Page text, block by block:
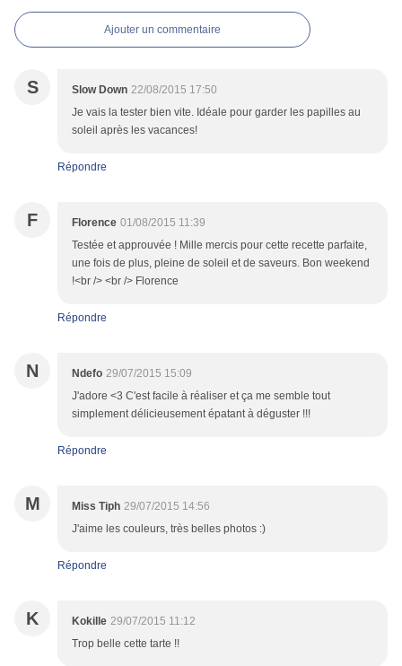
Ajouter un commentaire
S Slow Down 22/08/2015 17:50
Je vais la tester bien vite. Idéale pour garder les papilles au
soleil après les vacances!
Répondre
F Florence 01/08/2015 11:39
Testée et approuvée ! Mille mercis pour cette recette parfaite,
une fois de plus, pleine de soleil et de saveurs. Bon weekend
!<br /> <br /> Florence
Répondre
N Ndefo 29/07/2015 15:09
J'adore <3 C'est facile à réaliser et ça me semble tout
simplement délicieusement épatant à déguster !!!
Répondre
M Miss Tiph 29/07/2015 14:56
J'aime les couleurs, très belles photos :)
Répondre
K Kokille 29/07/2015 11:12
Trop belle cette tarte !!